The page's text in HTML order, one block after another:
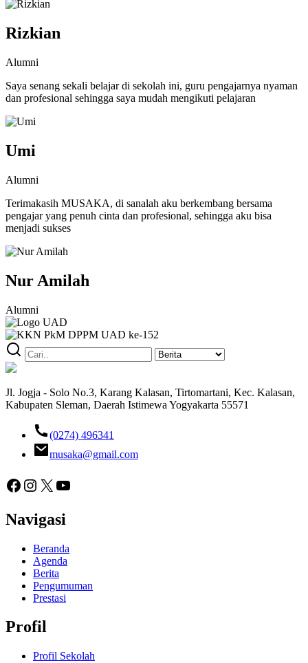
Rizkian
Alumni
Saya senang sekali belajar di sekolah ini, guru pengajarnya nyaman
dan profesional sehingga saya mudah mengikuti pelajaran
Umi
Alumni
Terimakasih MUSAKA, di sanalah aku berkembang bersama
pengajar yang penuh cinta dan profesional, sehingga aku bisa
menjadi sukses
Nur Amilah
Alumni
Jl. Jogja - Solo No.3, Karang Kalasan, Tirtomartani, Kec. Kalasan,
Kabupaten Sleman, Daerah Istimewa Yogyakarta 55571
(0274) 496341
musaka@gmail.com
Facebook
Instagram
X YouTube
Navigasi
Beranda
Agenda
Berita
Pengumuman
Prestasi
Profil
Profil Sekolah